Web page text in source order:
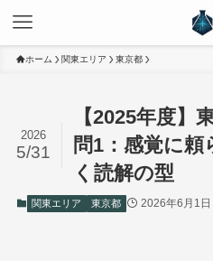
ホーム 関東エリア 東京都
【2025年度】
問1：感覚に
く読解の型
2026
5/31
関東エリア 東京都 2026年6月1日